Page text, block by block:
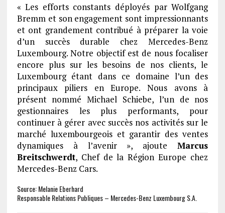
« Les efforts constants déployés par Wolfgang
Bremm et son engagement sont impressionnants
et ont grandement contribué à préparer la voie
d’un succès durable chez Mercedes-Benz
Luxembourg. Notre objectif est de nous focaliser
encore plus sur les besoins de nos clients, le
Luxembourg étant dans ce domaine l’un des
principaux piliers en Europe. Nous avons à
présent nommé Michael Schiebe, l’un de nos
gestionnaires les plus performants, pour
continuer à gérer avec succès nos activités sur le
marché luxembourgeois et garantir des ventes
dynamiques à l’avenir », ajouteMarcus
Breitschwerdt, Chef de la Région Europe chez
Mercedes-Benz Cars.
Source: Melanie Eberhard
Responsable Relations Publiques – Mercedes-Benz Luxembourg S.A.